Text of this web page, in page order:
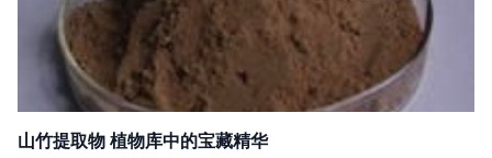
山竹提取物 植物库中的宝藏精华